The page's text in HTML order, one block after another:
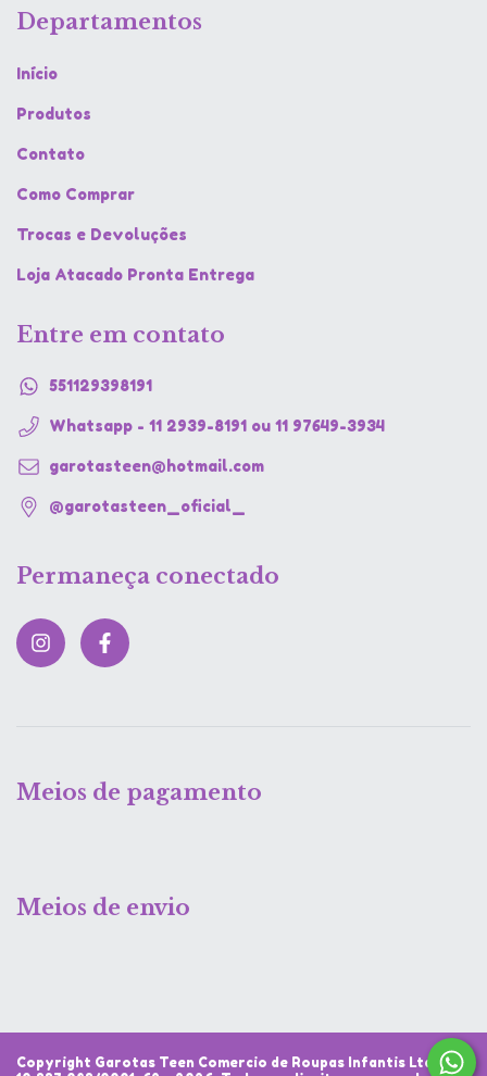
Departamentos
Início
Produtos
Contato
Como Comprar
Trocas e Devoluções
Loja Atacado Pronta Entrega
Entre em contato
551129398191
Whatsapp - 11 2939-8191 ou 11 97649-3934
garotasteen@hotmail.com
@garotasteen_oficial_
Permaneça conectado
Meios de pagamento
Meios de envio
Copyright Garotas Teen Comercio de Roupas Infantis Ltda -